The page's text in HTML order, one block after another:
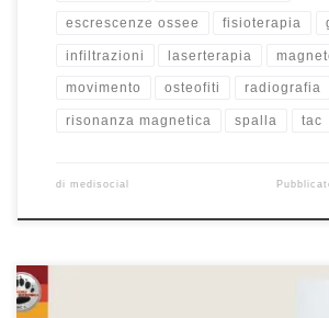
escrescenze ossee fisioterapia
infiltrazioni laserterapia
movimento osteofiti radiografia
risonanza magnetica spalla tac
di medisocial